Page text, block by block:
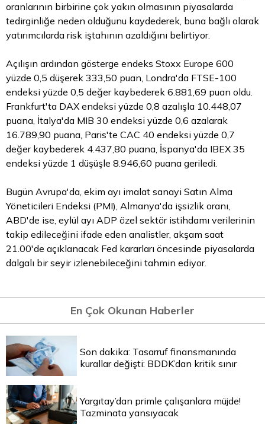
oranlarının birbirine çok yakın olmasının piyasalarda
tedirginliğe neden olduğunu kaydederek, buna bağlı olarak
yatırımcılarda risk iştahının azaldığını belirtiyor.
Açılışın ardından gösterge endeks Stoxx Europe 600
yüzde 0,5 düşerek 333,50 puan, Londra'da FTSE-100
endeksi yüzde 0,5 değer kaybederek 6.881,69 puan oldu.
Frankfurt'ta DAX endeksi yüzde 0,8 azalışla 10.448,07
puana, İtalya'da MIB 30 endeksi yüzde 0,6 azalarak
16.789,90 puana, Paris'te CAC 40 endeksi yüzde 0,7
değer kaybederek 4.437,80 puana, İspanya'da IBEX 35
endeksi yüzde 1 düşüşle 8.946,60 puana geriledi.
Bugün Avrupa'da, ekim ayı imalat sanayi Satın Alma
Yöneticileri Endeksi (PMI), Almanya'da işsizlik oranı,
ABD'de ise, eylül ayı ADP özel sektör istihdamı verilerinin
takip edileceğini ifade eden analistler, akşam saat
21.00'de açıklanacak Fed kararları öncesinde piyasalarda
dalgalı bir seyir izlenebileceğini tahmin ediyor.
En Çok Okunan Haberler
Son dakika: Tasarruf finansmanında
kurallar değişti: BDDK’dan kritik sınır
Yargıtay’dan primle çalışanlara müjde!
Tazminata yansıyacak